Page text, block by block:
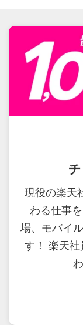
現役の楽天
わる仕事
場、モバイ
す！ 楽天